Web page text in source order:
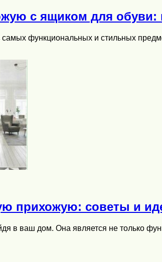
с ящиком для
самых функциональных и стильных
прихожую: советы и
в ваш дом. Она является не только